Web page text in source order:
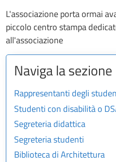
L'associazione porta ormai
piccolo centro stampa
all'associazione
Naviga la sezione
Rappresentanti degli
Studenti con disabilità o
Segreteria didattica
Segreteria studenti
Biblioteca di Architettura